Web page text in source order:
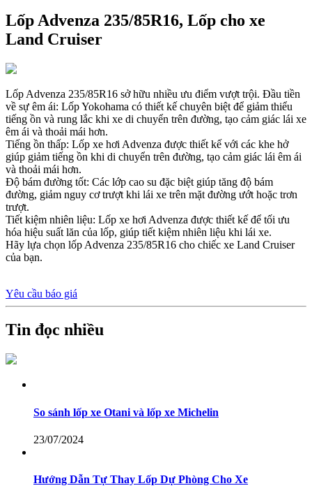
Lốp Advenza 235/85R16, Lốp cho xe
Land Cruiser
Lốp Advenza 235/85R16 sở hữu nhiều ưu điểm vượt trội. Đầu tiền
về sự êm ái: Lốp Yokohama có thiết kế chuyên biệt để giảm thiểu
tiếng ồn và rung lắc khi xe di chuyển trên đường, tạo cảm giác lái xe
êm ái và thoải mái hơn.
Tiếng ồn thấp: Lốp xe hơi Advenza được thiết kế với các khe hở
giúp giảm tiếng ồn khi di chuyển trên đường, tạo cảm giác lái êm ái
và thoải mái hơn.
Độ bám đường tốt: Các lớp cao su đặc biệt giúp tăng độ bám
đường, giảm nguy cơ trượt khi lái xe trên mặt đường ướt hoặc trơn
trượt.
Tiết kiệm nhiên liệu: Lốp xe hơi Advenza được thiết kế để tối ưu
hóa hiệu suất lăn của lốp, giúp tiết kiệm nhiên liệu khi lái xe.
Hãy lựa chọn lốp Advenza 235/85R16 cho chiếc xe Land Cruiser
của bạn.
Yêu cầu báo giá
Tin đọc nhiều
So sánh lốp xe Otani và lốp xe Michelin
23/07/2024
Hướng Dẫn Tự Thay Lốp Dự Phòng Cho Xe